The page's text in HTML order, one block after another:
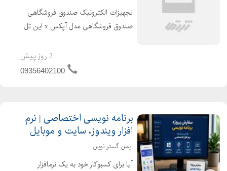
تجهیزات الکترونیک صندوق فروشگاهی
صندوق فروشگاهی مدل آپکس x این تل
اتصال به کشو پول بارکد خوان فیش
پرینتر قابلیت اتصال به برنامه دیوار 6عدد
2 روز پیش
09356402100
برنامه نویسی اختصاصی | نرم
افزار ویندوز، سایت و موبایل
ایمن گستر نوین
آیا برای کسبوکار خود به یک نرمافزار